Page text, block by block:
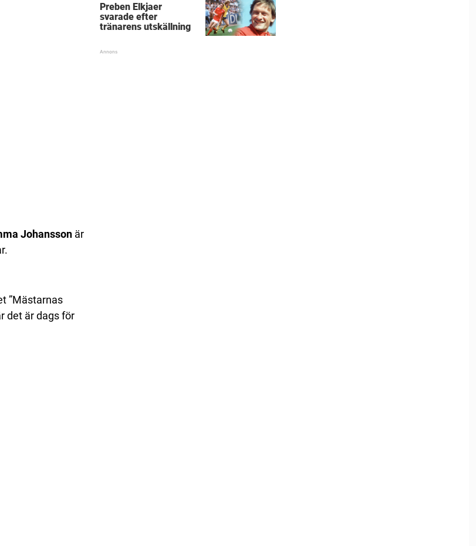
Johansson är
”Mästarnas
det är dags för
Preben Elkjaer
svarade efter
tränarens utskällning